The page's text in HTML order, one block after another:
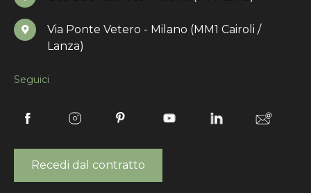
Via Ponte Vetero - Milano (MM1 Cairoli /
Lanza)
Seguici
Recedi dal contratto